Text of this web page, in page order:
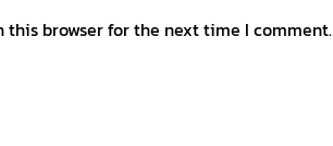
this browser for the next time I comment.